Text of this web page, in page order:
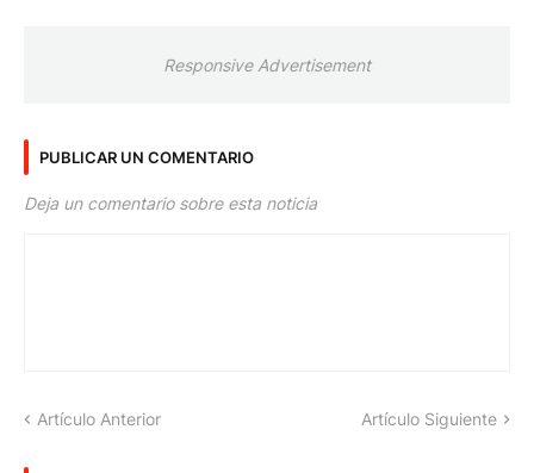
Responsive Advertisement
PUBLICAR UN COMENTARIO
Deja un comentario sobre esta noticia
Artículo Anterior Artículo Siguiente